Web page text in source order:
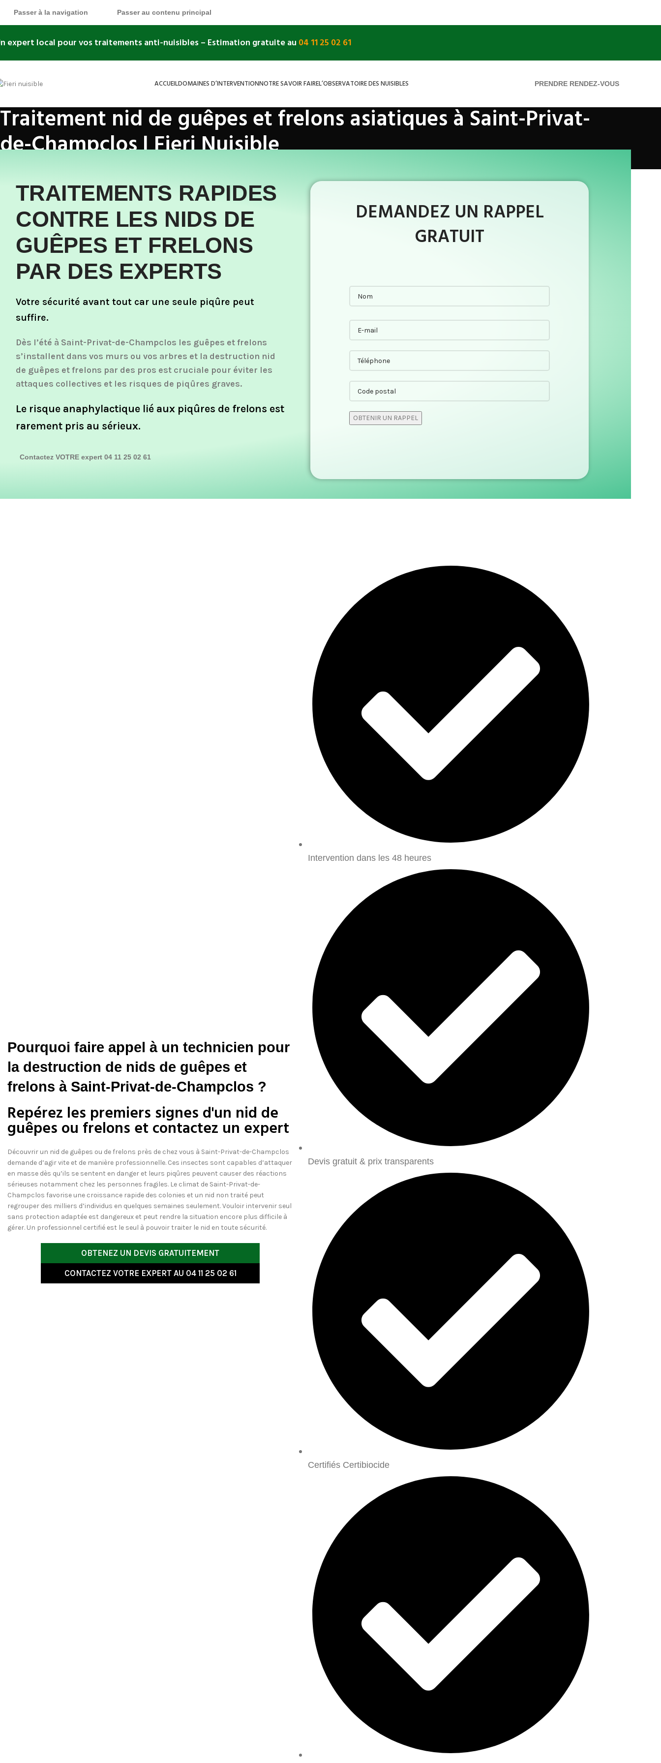
Passer à la navigation Passer au contenu principal
expert local pour vos traitements anti-nuisibles– Estimation gratuite au 04 11 25 02 61
ACCUEILDOMAINES D’INTERVENTIONNOTRE SAVOIR FAIREL’OBSERVATOIRE DES NUISIBLES PRENDRE RENDEZ-VOUS
Traitement nid de guêpes et frelons asiatiques à Saint-Privat-
de-Champclos | Fieri Nuisible
TRAITEMENTS RAPIDES
CONTRE LES NIDS DE
GUÊPES ET FRELONS
PAR DES EXPERTS
Votre sécurité avant tout car une seule piqûre peut
suffire.
Dès l’été à Saint-Privat-de-Champclos les guêpes et frelons
s’installent dans vos murs ou vos arbres et la destruction nid
de guêpes et frelons par des pros est cruciale pour éviter les
attaques collectives et les risques de piqûres graves.
Le risque anaphylactique lié aux piqûres de frelons est
rarement pris au sérieux.
Contactez VOTRE expert 04 11 25 02 61
DEMANDEZ UN RAPPEL
GRATUIT
Pourquoi faire appel à un technicien pour
la destruction de nids de guêpes et
frelons à Saint-Privat-de-Champclos ?
Repérez les premiers signes d'un nid de
guêpes ou frelons et contactez un expert
Découvrir un nid de guêpes ou de frelons près de chez vous à Saint-Privat-de-Champclos
demande d’agir vite et de manière professionnelle. Ces insectes sont capables d’attaquer
en masse dès qu’ils se sentent en danger et leurs piqûres peuvent causer des réactions
sérieuses notamment chez les personnes fragiles. Le climat de Saint-Privat-de-
Champclos favorise une croissance rapide des colonies et un nid non traité peut
regrouper des milliers d’individus en quelques semaines seulement. Vouloir intervenir seul
sans protection adaptée est dangereux et peut rendre la situation encore plus difficile à
gérer. Un professionnel certifié est le seul à pouvoir traiter le nid en toute sécurité.
OBTENEZ UN DEVIS GRATUITEMENT
CONTACTEZ VOTRE EXPERT AU 04 11 25 02 61
Intervention dans les 48 heures
Devis gratuit & prix transparents
Certifiés Certibiocide